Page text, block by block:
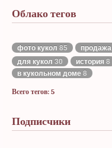
Облако тегов
фото кукол 85 продажа
для кукол 30 история8
в кукольном доме8
Всего тегов: 5
Подписчики